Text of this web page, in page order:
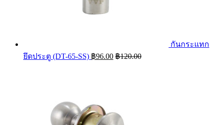
กันกระแทก
ยึดประตู (DT-65-SS) ฿96.00 ฿120.00